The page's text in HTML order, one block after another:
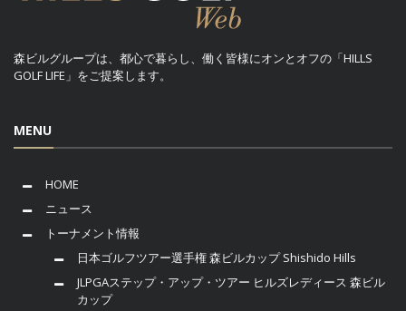
森ビルグループは、都心で暮らし、働く皆様にオンとオフの「HILLS
GOLF LIFE」をご提案します。
MENU
HOME
ニュース
トーナメント情報
日本ゴルフツアー選手権 森ビルカップ Shishido Hills
JLPGAステップ・アップ・ツアー ヒルズレディース 森ビル
カップ